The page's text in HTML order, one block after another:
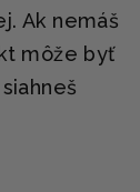
Ak nemáš
môže byť